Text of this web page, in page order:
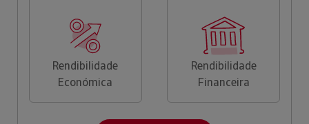
Rendibilidade
Económica
Rendibilidade
Financeira